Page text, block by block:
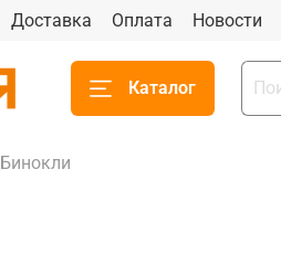
Доставка Оплата Новости
Каталог
Бинокли